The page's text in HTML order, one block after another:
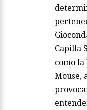
Capilla
como
Mouse,